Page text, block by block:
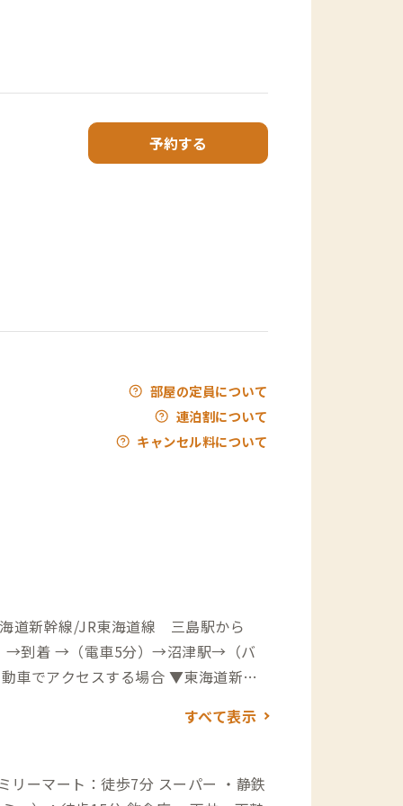
予約する
部屋の定員について
連泊割について
キャンセル料について
道新幹線/JR東海道線 三島駅から
到着 →（電車5分）→沼津駅→（バ
▼東名高速道路 愛鷹スマートICか
すべて表示
：徒歩7分 スーパー ・静鉄